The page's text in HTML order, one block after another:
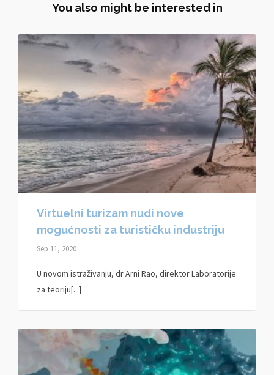
You also might be interested in
Virtuelni turizam nudi nove
mogućnosti za turističku industriju
Sep 11, 2020
U novom istraživanju, dr Arni Rao, direktor Laboratorije
za teoriju[...]